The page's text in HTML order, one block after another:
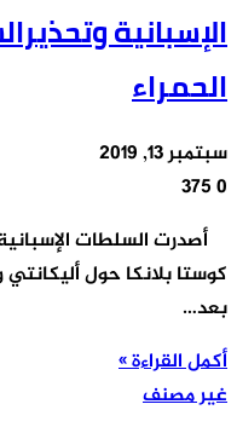
الإسبانية
الحمراء
سبتمبر 13, 2019
0
أصدرت السلطات
كوستا بلانكا حول
بعد…
أكمل القراءة »
غير مصنف